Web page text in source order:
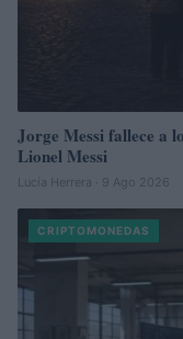
Jorge Messi fallece a
Lionel Messi
Lucía Herrera · 9 Ago 2026
CRIPTOMONEDAS